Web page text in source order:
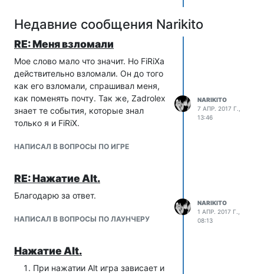
Недавние сообщения Narikito
RE: Меня взломали
Мое слово мало что значит. Но FiRiXа
действительно взломали. Он до того
как его взломали, спрашивал меня,
как поменять почту. Так же, Zadrolex
знает те события, которые знал
только я и FiRiX.
НАПИСАЛ В ВОПРОСЫ ПО ИГРЕ
NARIKITO
7 АПР. 2017 Г.,
13:46
RE: Нажатие Alt.
Благодарю за ответ.
НАПИСАЛ В ВОПРОСЫ ПО ЛАУНЧЕРУ
NARIKITO
1 АПР. 2017 Г.,
08:13
Нажатие Alt.
При нажатии Alt игра зависает и